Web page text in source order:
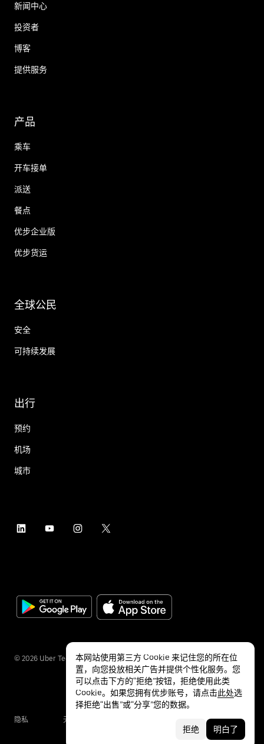
新闻中心
投资者
博客
提供服务
产品
乘车
开车接单
派送
餐点
优步企业版
优步货运
全球公民
安全
可持续发展
出行
预约
机场
城市
© 2026 Uber Technologies Inc.
隐私 无障碍服务
本网站使用第三方 Cookie 来记住您的所在位
置，向您投放相关广告并提供个性化服务。您
可以点击下方的“拒绝”按钮，拒绝使用此类
Cookie。如果您拥有优步账号，请点击此处选
择拒绝“出售”或“分享”您的数据。
拒绝 明白了